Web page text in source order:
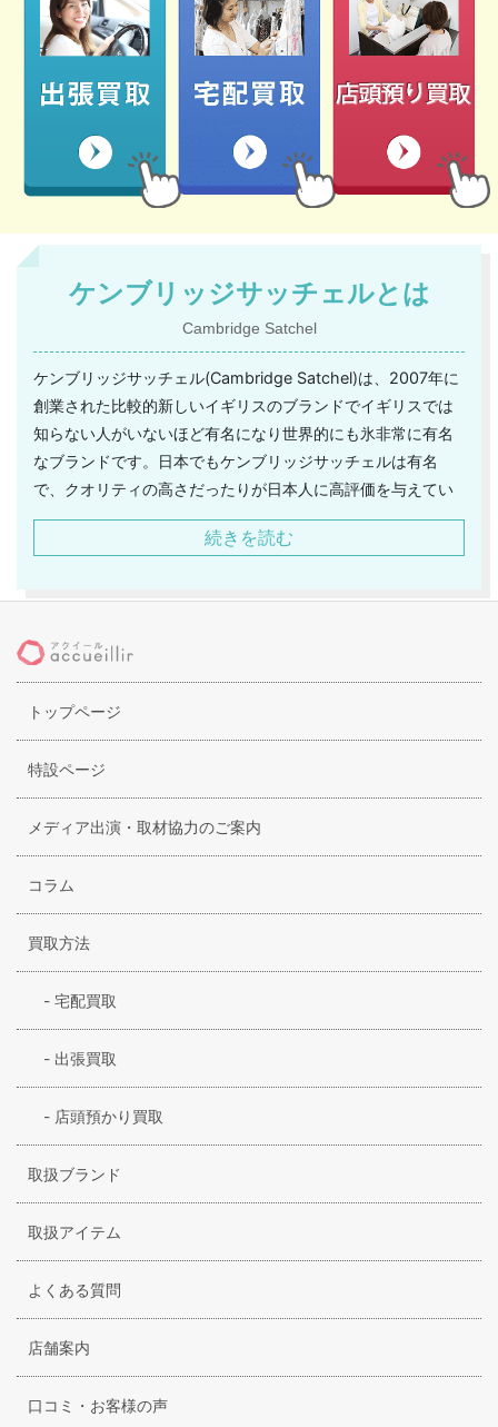
ケンブリッジサッチェルとは
Cambridge Satchel
ケンブリッジサッチェル(Cambridge Satchel)は、2007年に
創業された比較的新しいイギリスのブランドでイギリスでは
知らない人がいないほど有名になり世界的にも氷非常に有名
なブランドです。日本でもケンブリッジサッチェルは有名
で、クオリティの高さだったりが日本人に高評価を与えてい
るブランドです。また、男女ともに愛用されているブランド
ですので幅広い人から支持を集めているブランドです。イギ
さんのカラー展開で人気を誇っていますので買う人が楽しめ
ス国内でハンドメイドによって作られておりますので非常に
高クオリティなものばかりそろっていますし、100％レザー
という高クオリティで品の良い印象を与えられるアイテムを
展開するブランドとして、海外のセレブの間でも広まり日本
でも芸能人がたくさん愛用しています。また、男女を問わず
多くの方から愛用されていますのでペアルックにもオススメ
なブランドです。
続きを読む
トップページ
特設ページ
メディア出演・取材協力のご案内
コラム
買取方法
- 宅配買取
- 出張買取
- 店頭預かり買取
取扱ブランド
取扱アイテム
よくある質問
店舗案内
口コミ・お客様の声